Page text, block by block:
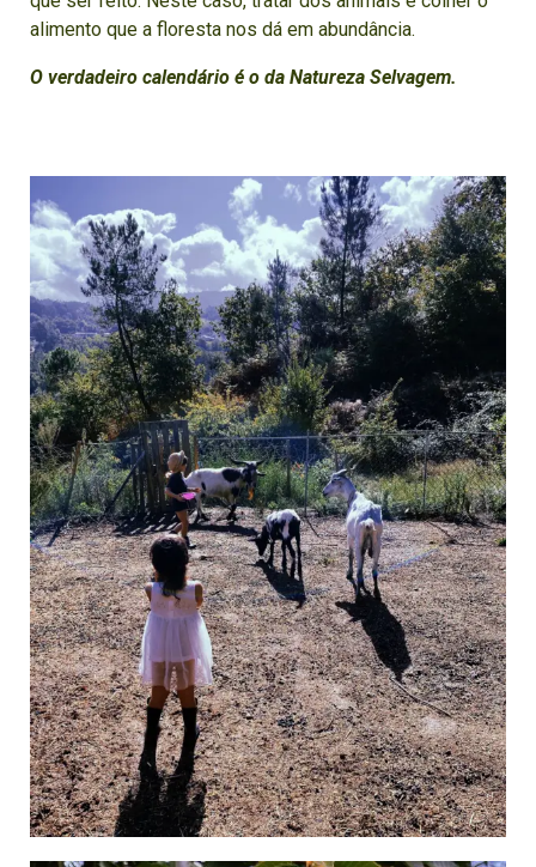
alimento que a floresta nos dá em abundância.
O verdadeiro calendário é o da Natureza Selvagem.